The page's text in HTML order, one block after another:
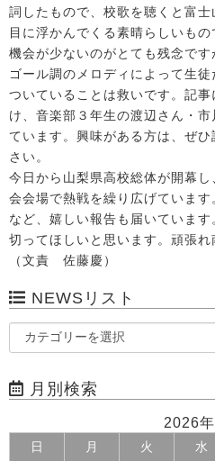
詞したもので、校歌を聴くと富
目に浮かんでくる素晴らしいも
機会が少ないのがとても残念で
ゴール調のメロディによって生
ついていることは救いです。記
け、音楽部３年生の渡辺さん・
ています。興味がある方は、ぜ
さい。
今日から山梨県高校総体が開幕
会会場で熱戦を繰り広げていま
など、嬉しい報告も届いていま
切ってほしいと思います。頑張れ
（文責 佐藤慶）
NEWSリスト
月別検索
2026
日 月 火 水